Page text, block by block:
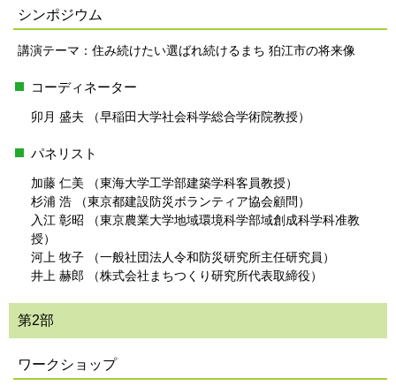
シンポジウム
講演テーマ：住み続けたい選ばれ続けるまち 狛江市の将来像
コーディネーター
卯月 盛夫 （早稲田大学社会科学総合学術院教授）
パネリスト
加藤 仁美 （東海大学工学部建築学科客員教授）
杉浦 浩 （東京都建設防災ボランティア協会顧問）
入江 彰昭 （東京農業大学地域環境科学部域創成科学科准教
授）
河上 牧子 （一般社団法人令和防災研究所主任研究員）
井上 赫郎 （株式会社まちつくり研究所代表取締役）
第2部
ワークショップ